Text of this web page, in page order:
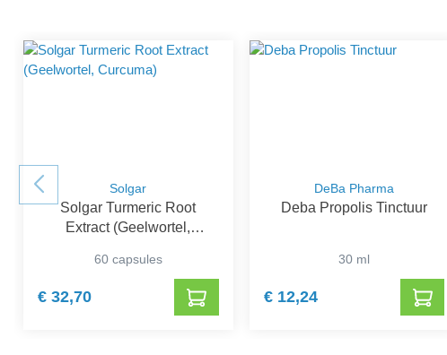
Solgar
Solgar Turmeric Root
Extract (Geelwortel,
60 capsules
€ 32,70
DeBa Pharma
Deba Propolis Tinctuur
30 ml
€ 12,24